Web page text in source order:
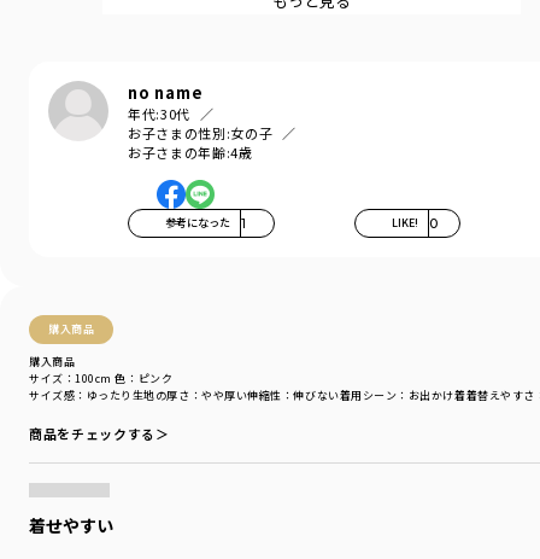
no name
年代:30代
お子さまの性別:女の子
お子さまの年齢:4歳
参考になった 1 LIKE! 0
購入商品
購入商品
サイズ感 ：ゆったり 生地の厚さ ：やや厚い伸縮性 ：伸びない着用シーン ：お出かけ着着替えやすさ
サイズ：100cm 色：ピンク
商品をチェックする＞
着せやすい
モデル：身長107.5cm 体重16.4kg
サイズ：サイズ110
ブランド ／branshes
シーズン
／
カテゴリ
／その他グッズ
浴衣・甚平
カラー
／ブルー